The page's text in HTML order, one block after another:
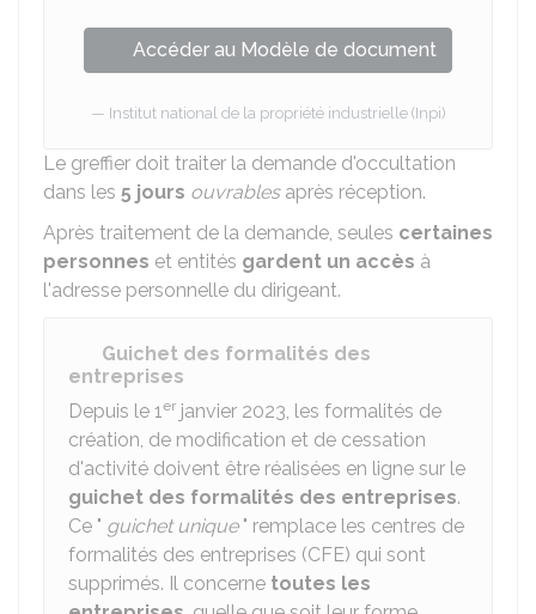
Accéder au Modèle de document
Institut national de la propriété industrielle (Inpi)
Le greffier doit traiter la demande d'occultation
dans les 5 jours ouvrablesaprès réception.
Après traitement de la demande, seules certaines
personnes et entités gardent un accès à
l'adresse personnelle du dirigeant.
Guichet des formalités des
entreprises
Depuis le 1er janvier 2023, les formalités de
création, de modification et de cessation
d'activité doivent être réalisées en ligne sur le
guichet des formalités des entreprises.
Ce " guichet unique" remplace les centres de
formalités des entreprises (CFE) qui sont
supprimés. Il concerne toutes les